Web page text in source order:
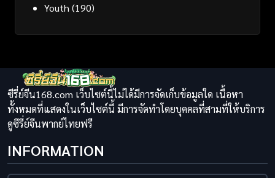
Youth (190)
ซีรี่ย์จีน168.com เว็บไซต์นี้ไม่ได้มีการจัดเก็บข้อมูลใด เนื้อหา
ทั้งหมดที่แสดงในเว็บไซต์นี้ มีการจัดทำโดยบุคคลที่สามที่ให้บริการ
ดูซีรี่ย์จีนพากย์ไทยฟรี
INFORMATION